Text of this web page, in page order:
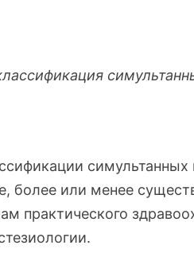
симультанных
более или менее
практического